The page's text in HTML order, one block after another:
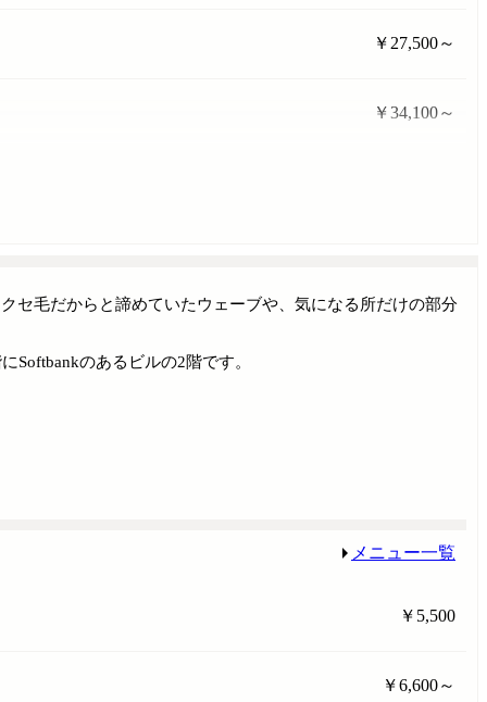
￥27,500～
￥34,100～
セ毛だからと諦めていたウェーブや、気になる所だけの部分
Softbankのあるビルの2階です。
メニュー一覧
￥5,500
￥6,600～